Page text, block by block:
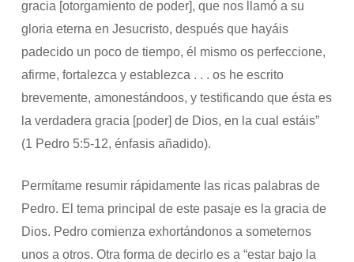
gracia [otorgamiento de poder], que nos llamó a su
gloria eterna en Jesucristo, después que hayáis
padecido un poco de tiempo, él mismo os perfeccione,
afirme, fortalezca y establezca . . . os he escrito
brevemente, amonestándoos, y testificando que ésta es
la verdadera gracia [poder] de Dios, en la cual estáis”
(1 Pedro 5:5-12, énfasis añadido).
Permítame resumir rápidamente las ricas palabras de
Pedro. El tema principal de este pasaje es la gracia de
Dios. Pedro comienza exhortándonos a someternos
unos a otros. Otra forma de decirlo es a “estar bajo la